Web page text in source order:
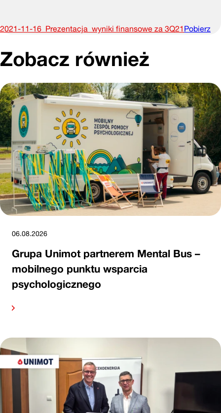
2021-11-16_Prezentacja_wyniki finansowe za 3Q21 Pobierz
Zobacz również
06.08.2026
Grupa Unimot partnerem Mental Bus –
mobilnego punktu wsparcia
psychologicznego